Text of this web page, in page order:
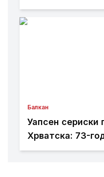
Балкан
Уапсен сериски
Хрватска: 73-
предизвикал